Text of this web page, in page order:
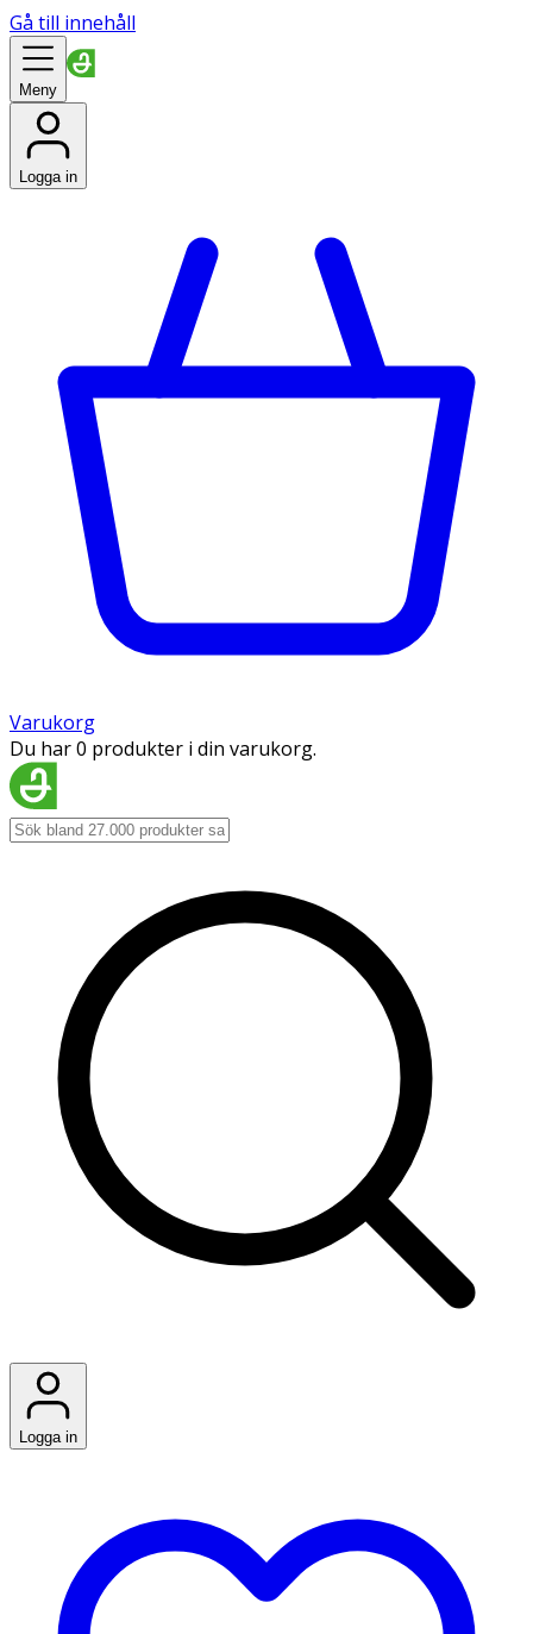
Gå till innehåll
Meny
Logga in
Varukorg
Du har 0 produkter i din varukorg.
Logga in